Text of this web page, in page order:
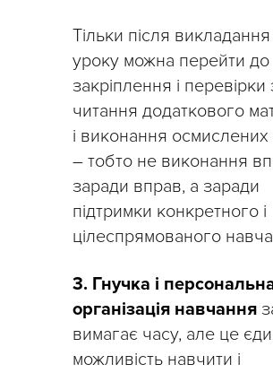
Тільки після викладання
уроку можна перейти до
закріплення і перевірки
читання додаткового
і виконання
– тобто не виконання
заради вправ, а заради
підтримки конкретного і
цілеспрямованого
3. Гнучка і
організація навчання
вимагає часу, але це
можливість навчити і